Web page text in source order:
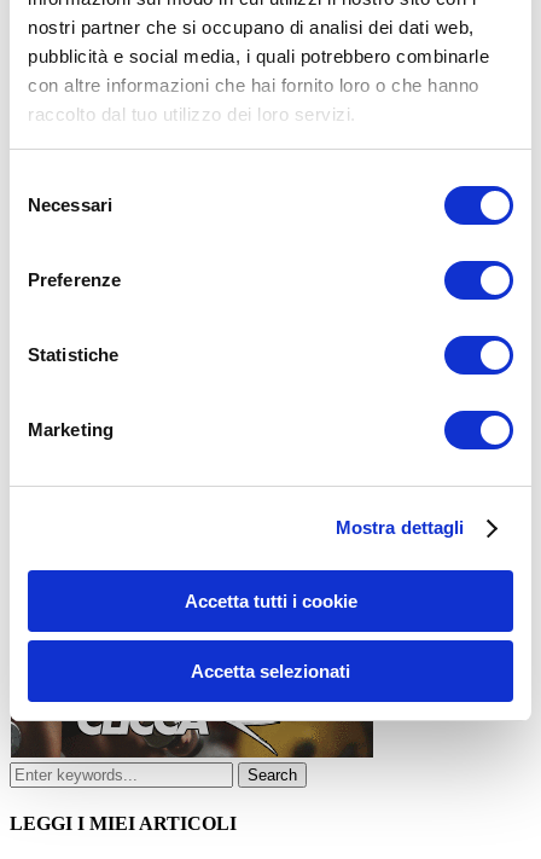
nostri partner che si occupano di analisi dei dati web,
pubblicità e social media, i quali potrebbero combinarle
con altre informazioni che hai fornito loro o che hanno
raccolto dal tuo utilizzo dei loro servizi.
delNecessari
Preferenze
Statistiche
Marketing
Mostra dettagli
Accetta tutti i cookie
Accetta selezionati
15WORKOUT SCARICA ORA
ALLENATI CON ME!
LEGGI I MIEI ARTICOLI